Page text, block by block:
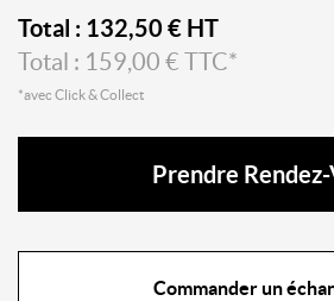
Total : 132,50 € HT
Total : 159,00 € TTC*
*avec Click & Collect
Prendre Rendez-
Commander un